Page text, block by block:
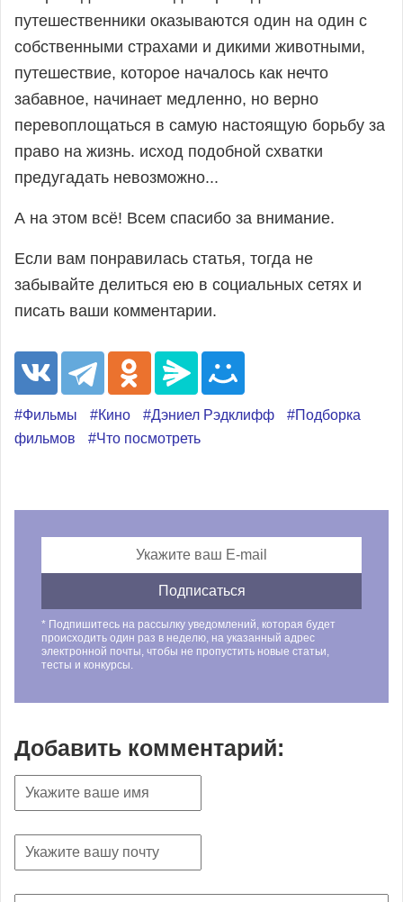
путешественники оказываются один на один с
собственными страхами и дикими животными,
путешествие, которое началось как нечто
забавное, начинает медленно, но верно
перевоплощаться в самую настоящую борьбу за
право на жизнь. исход подобной схватки
предугадать невозможно...
А на этом всё! Всем спасибо за внимание.
Если вам понравилась статья, тогда не
забывайте делиться ею в социальных сетях и
писать ваши комментарии.
#Фильмы #Кино #Дэниел Рэдклифф
#Подборка
фильмов
#Что посмотреть
* Подпишитесь на рассылку уведомлений, которая будет
происходить один раз в неделю, на указанный адрес
электронной почты, чтобы не пропустить новые статьи,
тесты и конкурсы.
Добавить комментарий: